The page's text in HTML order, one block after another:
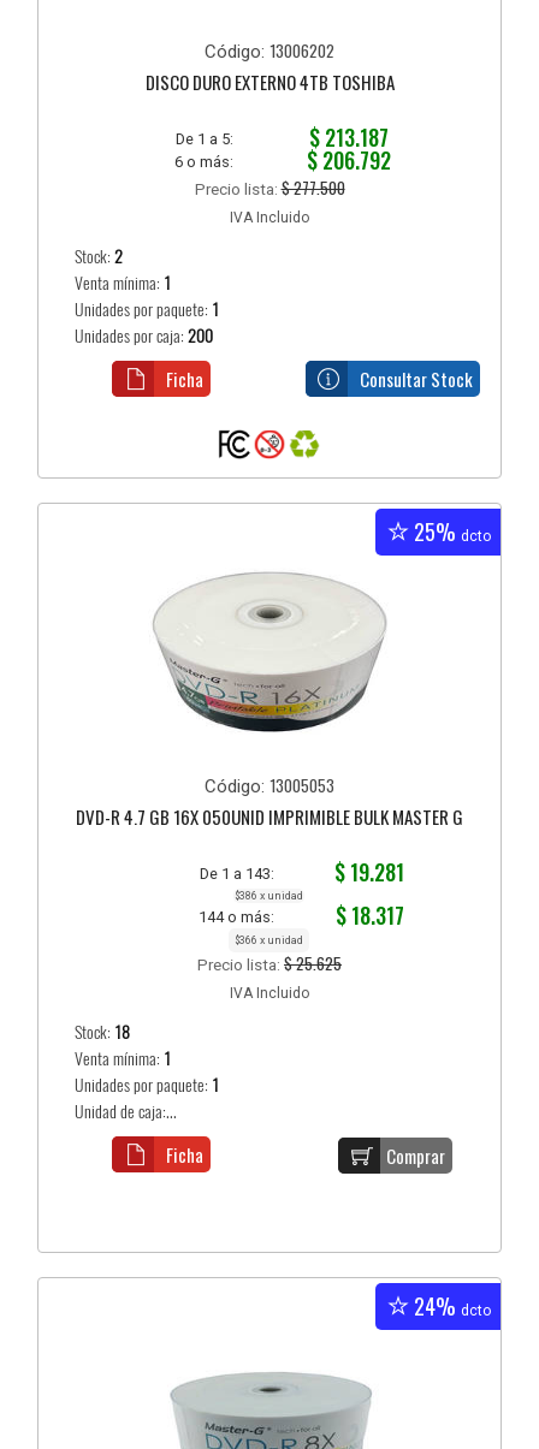
Código: 13006202
DISCO DURO EXTERNO 4TB TOSHIBA
De 1 a 5: $ 213.187
6 o más: $ 206.792
Precio lista:$ 277.500
IVA Incluido
Stock:2
Venta mínima: 1
Unidades por paquete: 1
Unidades por caja:200
Consultar Stock
Ficha
25% dcto
Código: 13005053
DVD-R 4.7 GB 16X 050UNID IMPRIMIBLE BULK MASTER G
De 1 a 143: $ 19.281
$386 x unidad
144 o más: $ 18.317
$366 x unidad
Precio lista: $ 25.625
IVA Incluido
Stock: 18
Venta mínima: 1
Unidades por paquete: 1
Unidad de caja:...
Comprar
Ficha
24% dcto